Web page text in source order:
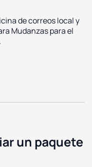
de correos local y
Mudanzas para el
un paquete